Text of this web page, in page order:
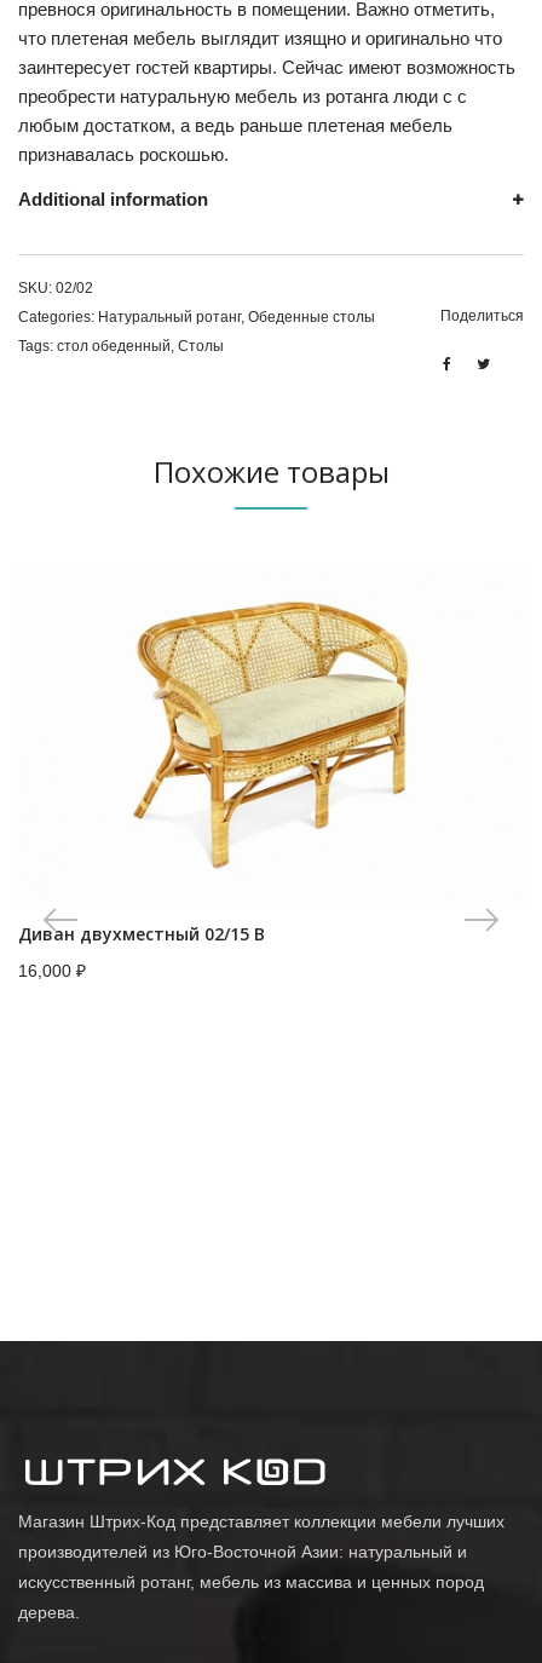
превнося оригинальность в помещении. Важно отметить,
что плетеная мебель выглядит изящно и оригинально что
заинтересует гостей квартиры. Сейчас имеют возможность
преобрести натуральную мебель из ротанга люди с с
любым достатком, а ведь раньше плетеная мебель
признавалась роскошью.
Additional information
SKU: 02/02
Categories: Натуральный ротанг, Обеденные столы
Tags: стол обеденный, Столы
Поделиться
Похожие товары
Диван двухместный 02/15 B
16,000 ₽
Магазин Штрих-Код представляет коллекции мебели лучших
производителей из Юго-Восточной Азии: натуральный и
искусственный ротанг, мебель из массива и ценных пород
дерева.